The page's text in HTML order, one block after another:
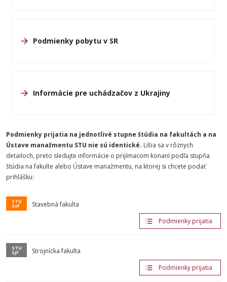
Podmienky pobytu v SR
Informácie pre uchádzačov z Ukrajiny
Podmienky prijatia na jednotlivé stupne štúdia na fakultách a na
Ústave manažmentu STU nie sú identické. Líšia sa v rôznych
detailoch, preto sledujte informácie o prijímacom konaní podľa stupňa
štúdia na fakulte alebo Ústave manažmentu, na ktorej si chcete podať
prihlášku:
Stavebná fakulta
Podmienky prijatia
Strojnícka fakulta
Podmienky prijatia